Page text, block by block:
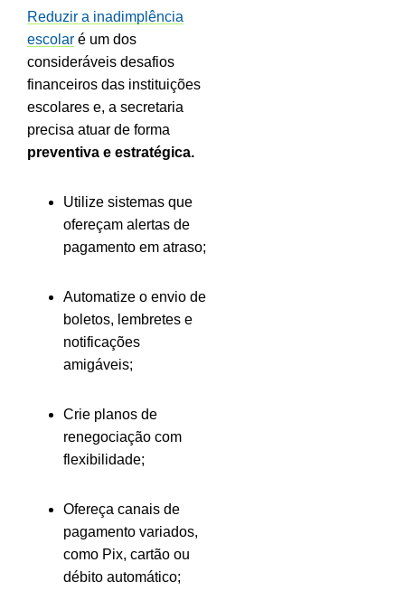
Reduzir a inadimplência
escolar é um dos
consideráveis desafios
financeiros das instituições
escolares e, a secretaria
precisa atuar de forma
preventiva e estratégica.
Utilize sistemas que
ofereçam alertas de
pagamento em atraso;
Automatize o envio de
boletos, lembretes e
notificações
amigáveis;
Crie planos de
renegociação com
flexibilidade;
Ofereça canais de
pagamento variados,
como Pix, cartão ou
débito automático;